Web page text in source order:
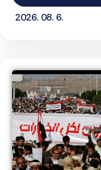
2026. 08. 6.